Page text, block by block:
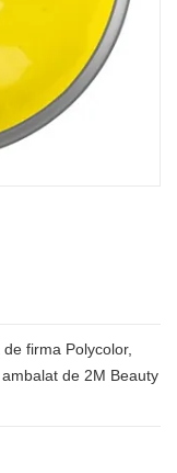
firma Polycolor,
de 2M Beauty